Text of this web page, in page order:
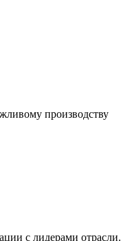
производству
с лидерами отрасли.